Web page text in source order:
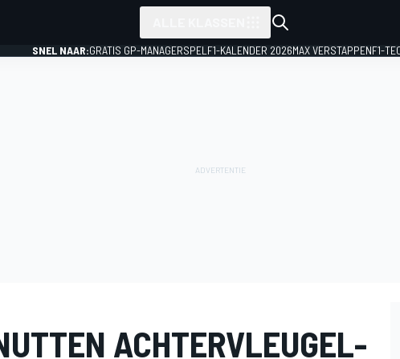
SNEL NAAR:GRATIS GP-MANAGERSPEL F1-KALENDER 2026MAX VERSTAPPENF1-
ACHTERVLEUGEL-